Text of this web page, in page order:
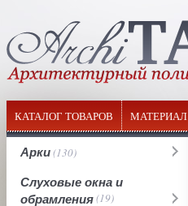
КАТАЛОГ ТОВАРОВ МАТЕРИАЛ
Арки(130)
Слуховые окна и
обрамления(19)